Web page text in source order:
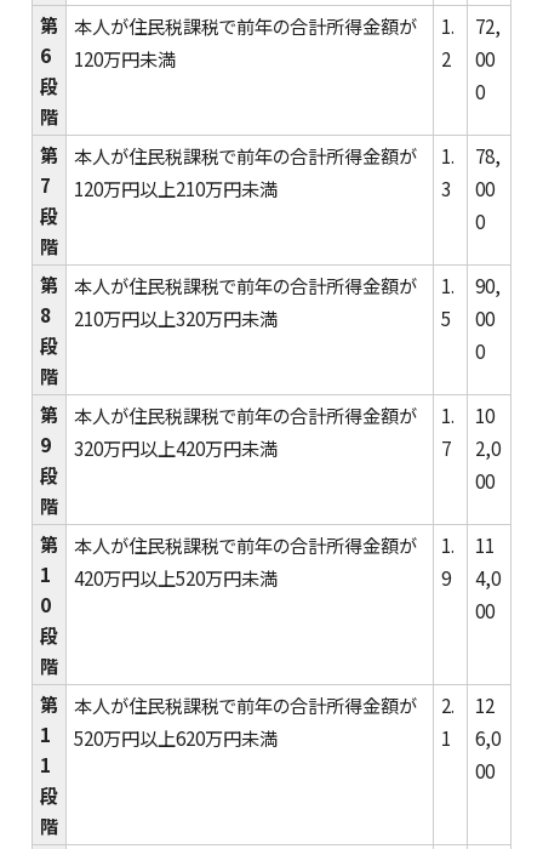
第
6
段
階
本人が住民税課税で前年の合計所得金額が
120万円未満
1.
2
72,
00
0
第
7
段
階
本人が住民税課税で前年の合計所得金額が
120万円以上210万円未満
1.
3
78,
00
0
第
8
段
階
本人が住民税課税で前年の合計所得金額が
210万円以上320万円未満
1.
5
90,
00
0
第
9
段
階
本人が住民税課税で前年の合計所得金額が
320万円以上420万円未満
1.
7
10
2,0
00
第
1
0
段
階
本人が住民税課税で前年の合計所得金額が
420万円以上520万円未満
1.
9
11
4,0
00
第
1
1
段
階
本人が住民税課税で前年の合計所得金額が
520万円以上620万円未満
2.
1
12
6,0
00